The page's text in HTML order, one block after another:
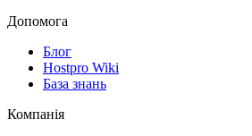
Допомога
Блог
Hostpro Wiki
База знань
Компанія